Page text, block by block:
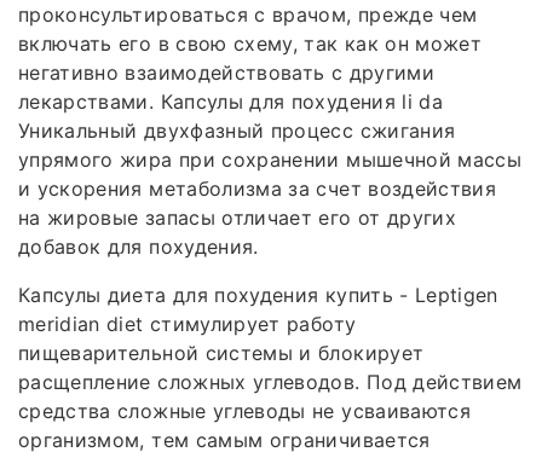
проконсультироваться с врачом, прежде чем
включать его в свою схему, так как он может
негативно взаимодействовать с другими
лекарствами. Капсулы для похудения li da
Уникальный двухфазный процесс сжигания
упрямого жира при сохранении мышечной массы
и ускорения метаболизма за счет воздействия
на жировые запасы отличает его от других
добавок для похудения.
Капсулы диета для похудения купить - Leptigen
meridian diet стимулирует работу
пищеварительной системы и блокирует
расщепление сложных углеводов. Под действием
средства сложные углеводы не усваиваются
организмом, тем самым ограничивается